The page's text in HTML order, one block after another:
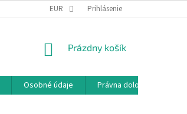
EUR Prihlásenie
NÁKUPNÝ
Prázdny košík
Osobné údaje
Právna doložka